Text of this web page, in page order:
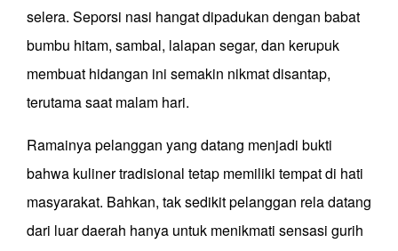
selera. Seporsi nasi hangat dipadukan dengan babat
bumbu hitam, sambal, lalapan segar, dan kerupuk
membuat hidangan ini semakin nikmat disantap,
terutama saat malam hari.
Ramainya pelanggan yang datang menjadi bukti
bahwa kuliner tradisional tetap memiliki tempat di hati
masyarakat. Bahkan, tak sedikit pelanggan rela datang
dari luar daerah hanya untuk menikmati sensasi gurih